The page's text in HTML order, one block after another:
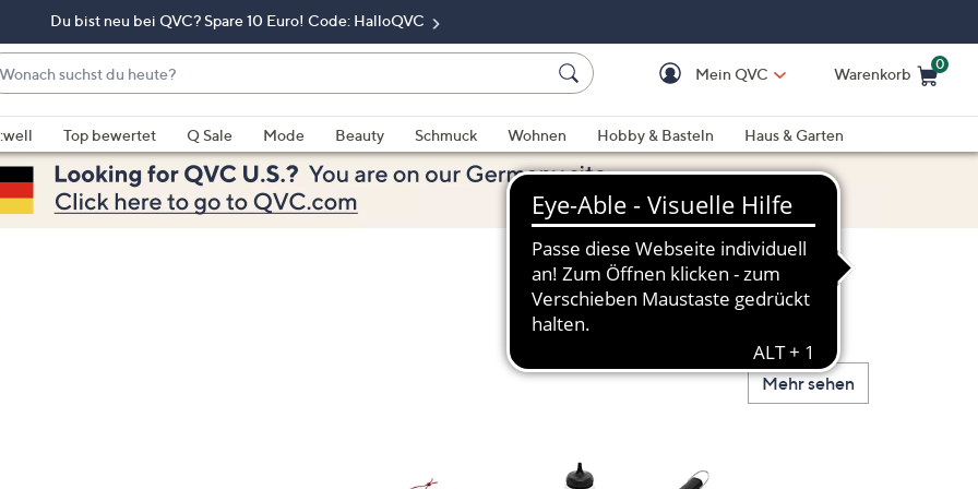
Du bist neu bei QVC? Spare 10 Euro! Code: HalloQVC
Mein QVC Warenkorb
0
Top bewertet Q Sale Mode Beauty Schmuck Wohnen Hobby & Basteln
Haus & Garten
Mehr sehen